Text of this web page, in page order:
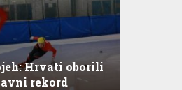
Hrvati oborili
rekord